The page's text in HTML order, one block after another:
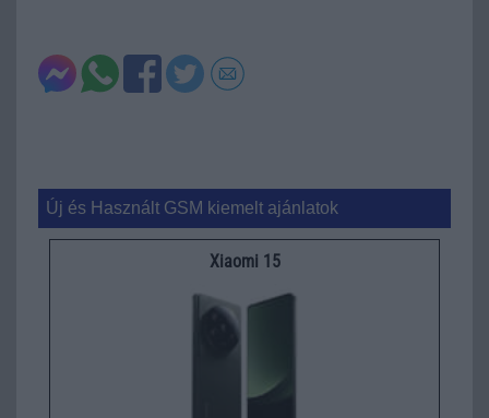
Új és Használt GSM kiemelt ajánlatok
Xiaomi 15